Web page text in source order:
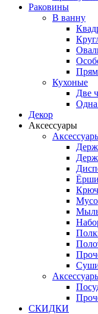
Раковины
В ванну
Кухоные
Две
Декор
Аксессуары
СКИДКИ